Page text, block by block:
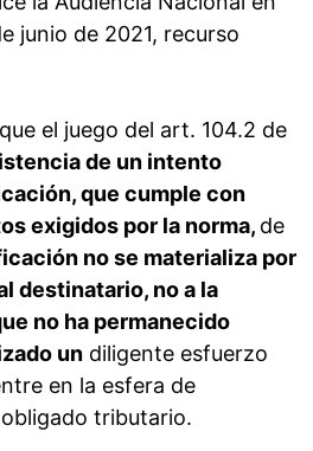
junio de 2021, recurso
el juego del art. 104.2 de
de un intento
que cumple con
exigidos por la norma, de
no se materializa por
destinatario, no a la
no ha permanecido
un diligente esfuerzo
en la esfera de
tributario.